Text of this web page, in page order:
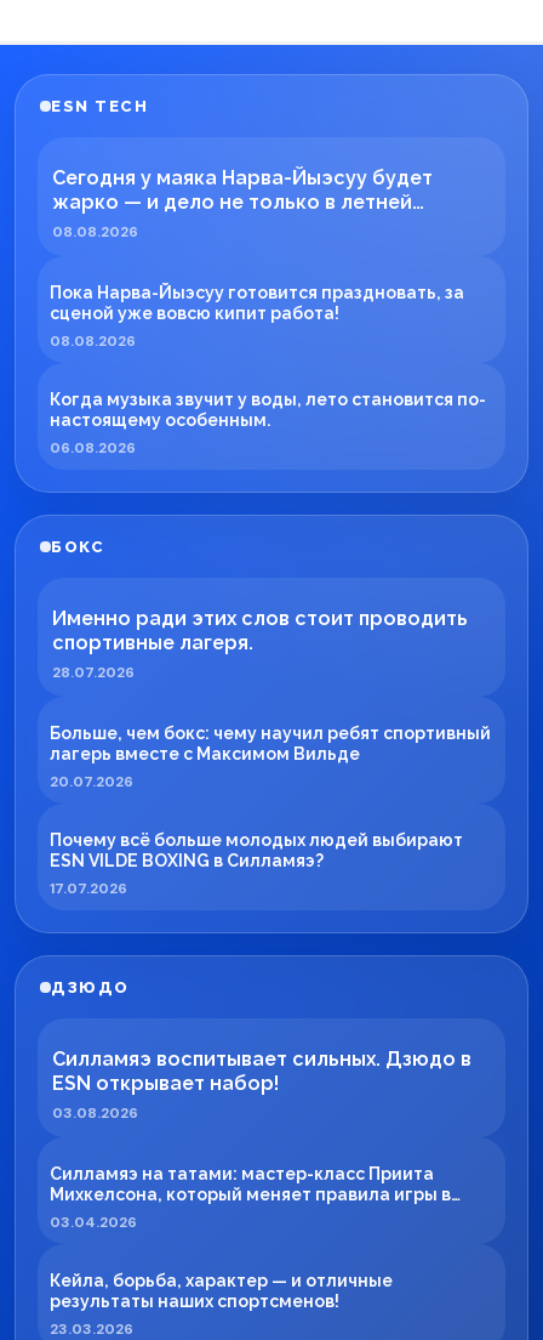
ESN TECH
Сегодня у маяка Нарва-Йыэсуу будет
жарко — и дело не только в летней
погоде!
08.08.2026
Пока Нарва-Йыэсуу готовится праздновать, за
сценой уже вовсю кипит работа!
08.08.2026
Когда музыка звучит у воды, лето становится по-
настоящему особенным.
06.08.2026
БОКС
Именно ради этих слов стоит проводить
спортивные лагеря.
28.07.2026
Больше, чем бокс: чему научил ребят спортивный
лагерь вместе с Максимом Вильде
20.07.2026
Почему всё больше молодых людей выбирают
ESN VILDE BOXING в Силламяэ?
17.07.2026
ДЗЮДО
Силламяэ воспитывает сильных. Дзюдо в
ESN открывает набор!
03.08.2026
Силламяэ на татами: мастер-класс Приита
Михкелсона, который меняет правила игры в
регионе
03.04.2026
Кейла, борьба, характер — и отличные
результаты наших спортсменов!
23.03.2026